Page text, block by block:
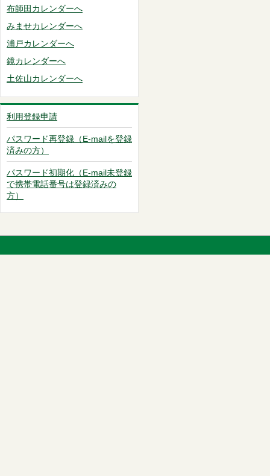
布師田カレンダーへ
みませカレンダーへ
浦戸カレンダーへ
鏡カレンダーへ
土佐山カレンダーへ
利用登録申請
パスワード再登録（E-mailを登録
済みの方）
パスワード初期化（E-mail未登録
で携帯電話番号は登録済みの
方）